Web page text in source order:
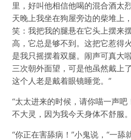
里，好叫他相信他喝的混合酒太
天晚上我坐在狗屋旁边的柴堆上
笑：我把我的腿悬在它头上摆来
高，它总是够不到。这把它惹得
是我只摇摆着双腿。闹声可真大
三次朝外面望，可是他虽然戴上
这个人老是戴着眼镜睡觉。”
“太太进来的时候，请你喵一声吧
不大灵，因为我今天身体不舒服
“你正在害舔病！”小鬼说，“一舔